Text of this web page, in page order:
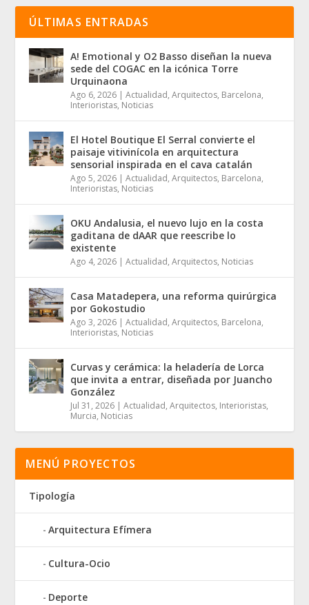
ÚLTIMAS ENTRADAS
A! Emotional y O2 Basso diseñan la nueva
sede del COGAC en la icónica Torre
Urquinaona
Ago 6, 2026 |Actualidad,Arquitectos, Barcelona,
Interioristas, Noticias
El Hotel Boutique El Serral convierte el
paisaje vitivinícola en arquitectura
sensorial inspirada en el cava catalán
Ago 5, 2026 |Actualidad,Arquitectos, Barcelona,
Interioristas, Noticias
OKU Andalusia, el nuevo lujo en la costa
gaditana de dAAR que reescribe lo
existente
Ago 4, 2026 |Actualidad,Arquitectos, Noticias
Casa Matadepera, una reforma quirúrgica
por Gokostudio
Ago 3, 2026 |Actualidad,Arquitectos, Barcelona,
Interioristas, Noticias
Curvas y cerámica: la heladería de Lorca
que invita a entrar, diseñada por Juancho
González
Jul 31, 2026 |Actualidad,Arquitectos, Interioristas,
Murcia, Noticias
MENÚ PROYECTOS
Tipología
Arquitectura Efímera
Cultura-Ocio
Deporte